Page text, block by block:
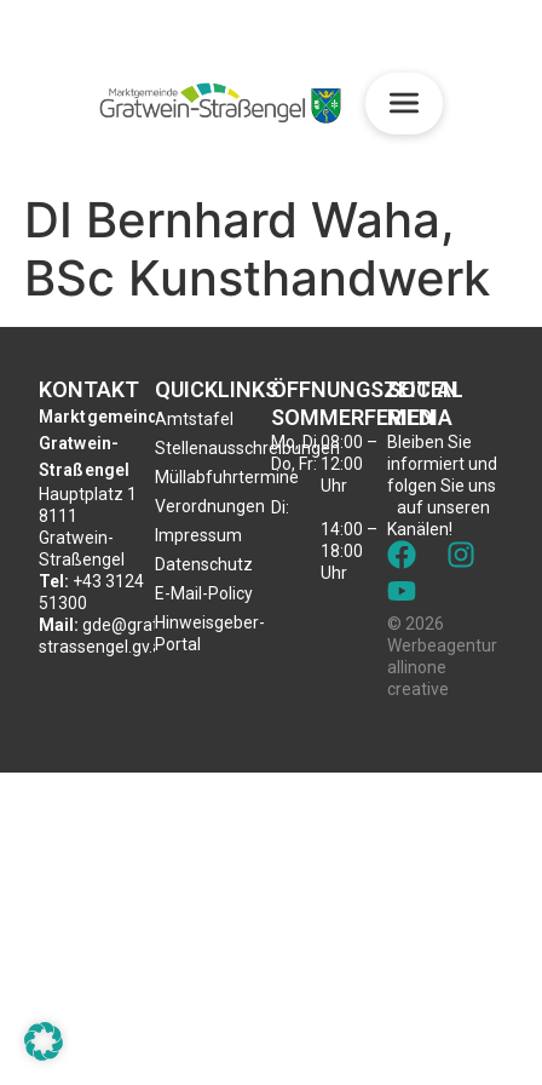
DI Bernhard Waha,
BSc Kunsthandwerk
KONTAKT
Marktgemeinde
Gratwein-
Straßengel
Hauptplatz 1
8111
Gratwein-
Straßengel
Tel: +43 3124
51300
Mail: gde@gratwein-
strassengel.gv.at
QUICKLINKS
Amtstafel
Stellenausschreibungen
Müllabfuhrtermine
Verordnungen
Impressum
Datenschutz
E-Mail-Policy
Hinweisgeber-
Portal
ÖFFNUNGSZEITEN
SOMMERFERIEN
Mo, Di,
Do, Fr:
Di:
08:00 –
12:00
Uhr
14:00 –
18:00
Uhr
SOCIAL
MEDIA
Bleiben Sie
informiert und
folgen Sie uns
auf unseren
Kanälen!
© 2026
Werbeagentur
allinone
creative